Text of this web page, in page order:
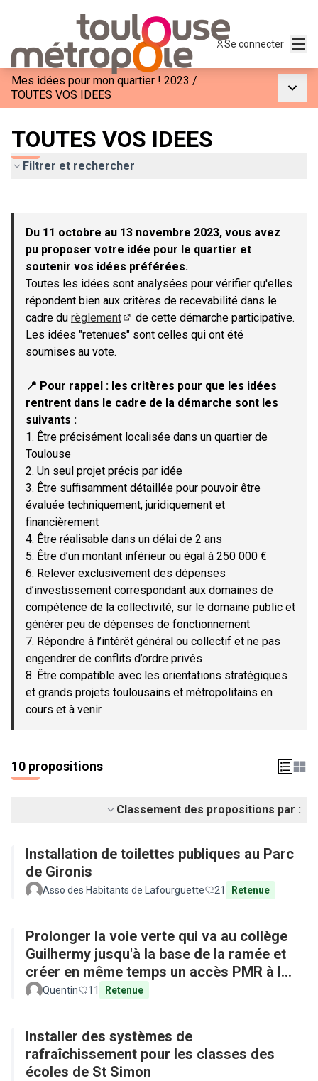
Se connecter
Mes idées pour mon quartier ! 2023 /
TOUTES VOS IDEES
TOUTES VOS IDEES
Filtrer et rechercher
−
Du 11 octobre au 13 novembre 2023, vous avez
pu proposer votre idée pour le quartier et
soutenir vos idées préférées.
Toutes les idées sont analysées pour vérifier qu'elles
répondent bien aux critères de recevabilité dans le
cadre du règlement
(Lien externe)
de cette démarche participative.
Les idées "retenues" sont celles qui ont été
soumises au vote.
📍 Pour rappel : les critères pour que les idées
rentrent dans le cadre de la démarche sont les
suivants :
1. Être précisément localisée dans un quartier de
Toulouse
2. Un seul projet précis par idée
3. Être suffisamment détaillée pour pouvoir être
évaluée techniquement, juridiquement et
financièrement
4. Être réalisable dans un délai de 2 ans
5. Être d’un montant inférieur ou égal à 250 000 €
6. Relever exclusivement des dépenses
d’investissement correspondant aux domaines de
compétence de la collectivité, sur le domaine public et
générer peu de dépenses de fonctionnement
7. Répondre à l’intérêt général ou collectif et ne pas
engendrer de conflits d’ordre privés
8. Être compatible avec les orientations stratégiques
et grands projets toulousains et métropolitains en
cours et à venir
10 propositions
Classement des propositions par :
Installation de toilettes publiques au Parc
de Gironis
Asso des Habitants de Lafourguette 21 Retenue
Prolonger la voie verte qui va au collège
Guilhermy jusqu'à la base de la ramée et
créer en même temps un accès PMR à la
base depuis l'arrêt de bus
Quentin 11 Retenue
Installer des systèmes de
rafraîchissement pour les classes des
écoles de St Simon